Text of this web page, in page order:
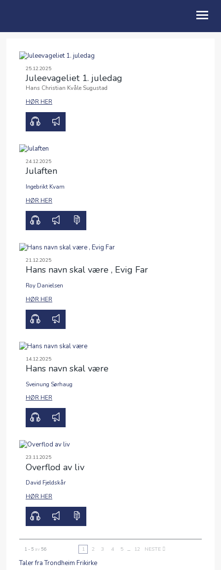
OM OSS
BLI MED
GI
LIVET I KIRKEN
TALER
UTLEIE
25.12.2025
Juleevageliet 1. juledag
00:00
Hans Christian Kvåle Sugustad
HØR HER
24.12.2025
Julaften
Ingebrikt Kvam
HØR HER
21.12.2025
Hans navn skal være , Evig Far
Roy Danielsen
HØR HER
14.12.2025
Hans navn skal være
Sveinung Sørhaug
HØR HER
23.11.2025
Overflod av liv
David Fjeldskår
HØR HER
1 - 5av 56 1 2 3 4 5 ... 12 NESTE
Taler fra Trondheim Frikirke